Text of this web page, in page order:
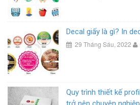
Decal giấy là gì? In
29 Tháng Sáu, 2022
Quy trình thiết kế